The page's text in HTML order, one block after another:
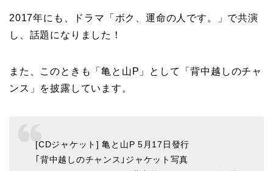
2017年にも、ドラマ「ボク、運命の人です。」で共演
し、話題になりました！
また、このときも「亀と山P」として「背中越しのチャ
ンス」を披露しています。
[CDジャケット] 亀と山P 5月17日發行
｢背中越しのチャンス｣ジャケット写真